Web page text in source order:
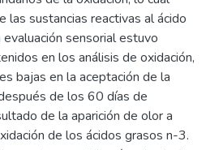
las sustancias reactivas al ácido
sensorial estuvo
en los análisis de oxidación,
bajas en la aceptación de la
de los 60 días de
de la aparición de olor a
de los ácidos grasos n-3.